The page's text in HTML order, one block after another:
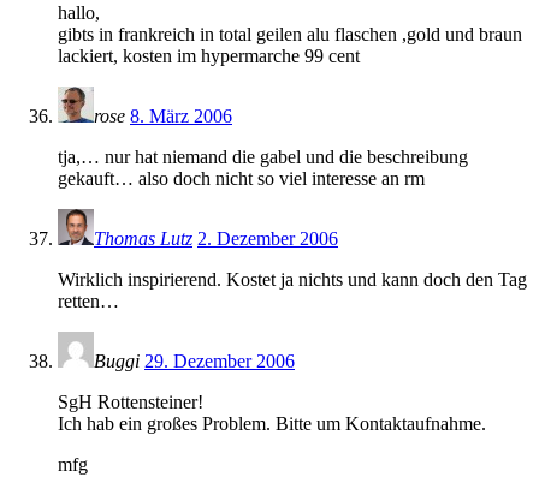
hallo,
gibts in frankreich in total geilen alu flaschen ,gold und braun
lackiert, kosten im hypermarche 99 cent
rose 8. März 2006
tja,… nur hat niemand die gabel und die beschreibung
gekauft… also doch nicht so viel interesse an rm
Thomas Lutz 2. Dezember 2006
Wirklich inspirierend. Kostet ja nichts und kann doch den Tag
retten…
Buggi 29. Dezember 2006
SgH Rottensteiner!
Ich hab ein großes Problem. Bitte um Kontaktaufnahme.
mfg